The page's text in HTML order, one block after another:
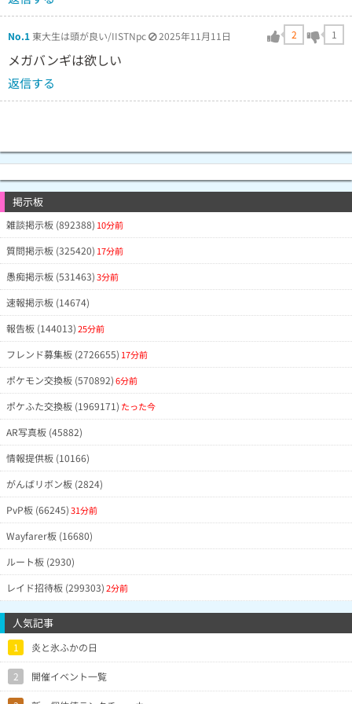
No.1 東大生は頭が良い/IISTNpc 2025年11月11日 2 1
メガバンギは欲しい
返信する
掲示板
雑談掲示板 (892388) 10分前
質問掲示板 (325420) 17分前
愚痴掲示板 (531463)3分前
速報掲示板 (14674)
報告板 (144013)25分前
フレンド募集板 (2726655) 17分前
ポケモン交換板 (570892)6分前
ポケふた交換板 (1969171) たった今
AR写真板 (45882)
情報提供板 (10166)
がんばリボン板 (2824)
PvP板 (66245)31分前
Wayfarer板 (16680)
ルート板 (2930)
レイド招待板 (299303)2分前
人気記事
1 炎と氷ふかの日
2 開催イベント一覧